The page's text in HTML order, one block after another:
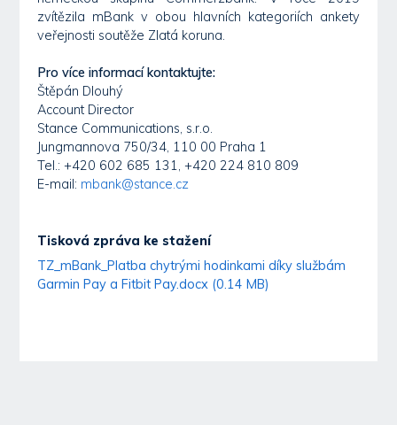
zvítězila mBank v obou hlavních kategoriích ankety
veřejnosti soutěže Zlatá koruna.
Pro více informací kontaktujte:
Štěpán Dlouhý
Account Director
Stance Communications, s.r.o.
Jungmannova 750/34, 110 00 Praha 1
Tel.: +420 602 685 131, +420 224 810 809
E-mail: mbank@stance.cz
Tisková zpráva ke stažení
TZ_mBank_Platba chytrými hodinkami díky službám
Garmin Pay a Fitbit Pay.docx (0.14 MB)